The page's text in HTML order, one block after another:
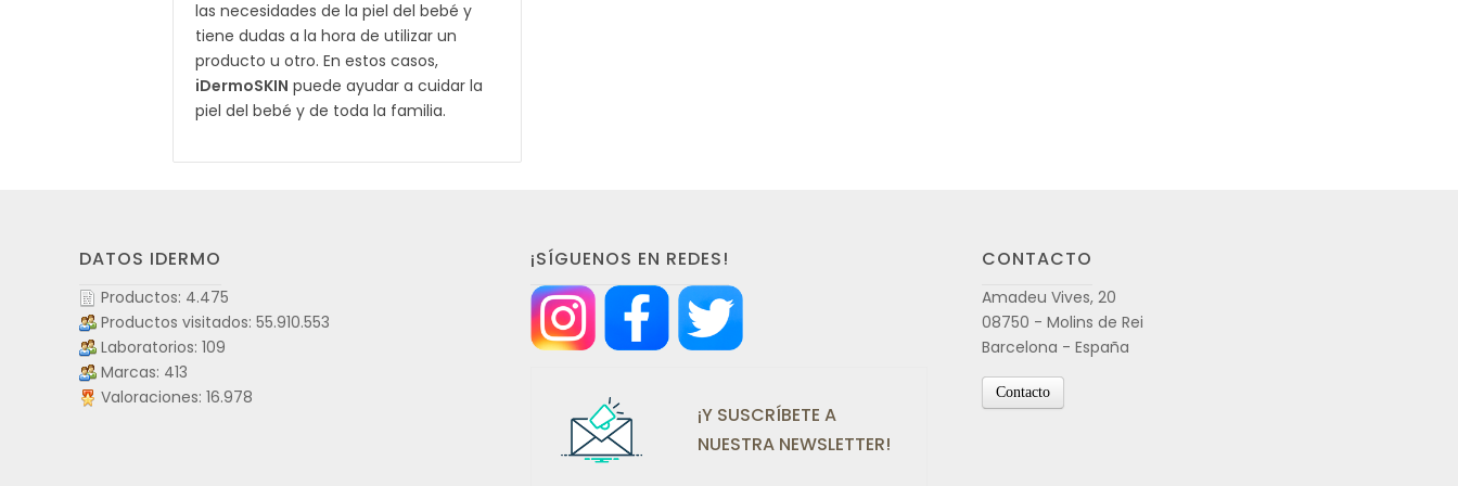
las necesidades de la piel del bebé y
tiene dudas a la hora de utilizar un
producto u otro. En estos casos,
iDermoSKIN puede ayudar a cuidar la
piel del bebé y de toda la familia.
DATOS IDERMO
Productos: 4.475
Productos visitados: 55.910.553
Laboratorios: 109
Marcas: 413
Valoraciones: 16.978
¡SÍGUENOS EN REDES!
¡Y SUSCRÍBETE A
NUESTRA NEWSLETTER!
CONTACTO
Amadeu Vives, 20
08750 - Molins de Rei
Barcelona - España
Contacto